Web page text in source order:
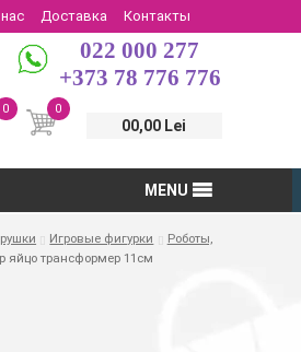
Доставка
Контакты
Возврат
022 000 277
+373 78 776 776
0
00,00 Lei
0
MENU
Игровые фигурки
Роботы,
яйцо трансформер 11см